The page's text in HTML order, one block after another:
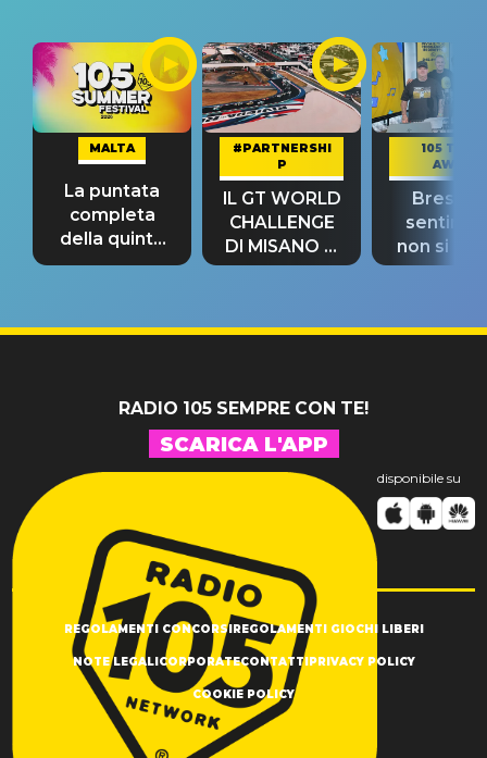
MALTA
La puntata
completa
della quinta
tappa
#PARTNERSHI
P
IL GT WORLD
CHALLENGE
DI MISANO si
riconferma
105 TAKE
AWAY
Bresh:
non si
fino alla
RADIO 105 SEMPRE CON TE!
SCARICA L'APP
disponibile su
REGOLAMENTI CONCORSIREGOLAMENTI GIOCHI LIBERI
NOTE LEGALICORPORATECONTATTIPRIVACY POLICY
COOKIE POLICY